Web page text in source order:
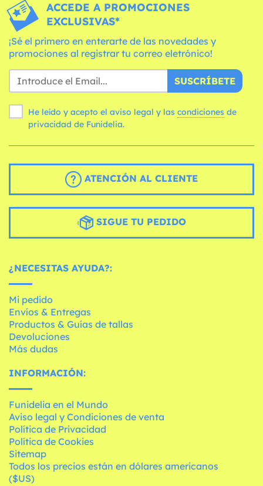
ACCEDE A PROMOCIONES
EXCLUSIVAS*
¡Sé el primero en enterarte de las novedades y
promociones al registrar tu correo eletrónico!
SUSCRÍBETE
He leído y acepto el aviso legal y las condiciones
privacidad de Funidelia.
ATENCIÓN AL CLIENTE
SIGUE TU PEDIDO
¿NECESITAS AYUDA?:
Mi pedido
Envíos & Entregas
Productos & Guías de tallas
Devoluciones
Más dudas
INFORMACIÓN:
Funidelia en el Mundo
Aviso legal y Condiciones de venta
Política de Privacidad
Política de Cookies
Sitemap
Todos los precios están en dólares americanos
($US)